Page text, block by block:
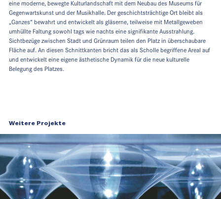
eine moderne, bewegte Kulturlandschaft mit dem Neubau des Museums für
Gegenwartskunst und der Musikhalle. Der geschichtsträchtige Ort bleibt als
„Ganzes“ bewahrt und entwickelt als gläserne, teilweise mit Metallgeweben
umhüllte Faltung sowohl tags wie nachts eine signifikante Ausstrahlung.
Sichtbezüge zwischen Stadt und Grünraum teilen den Platz in überschaubare
Fläche auf. An diesen Schnittkanten bricht das als Scholle begriffene Areal auf
und entwickelt eine eigene ästhetische Dynamik für die neue kulturelle
Belegung des Platzes.
Weitere Projekte